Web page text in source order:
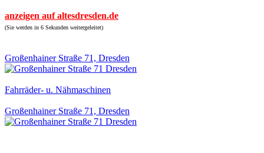
anzeigen auf altesdresden.de
(Sie werden in 6 Sekunden weitergeleitet)
Großenhainer Straße 71, Dresden
Fahrräder- u. Nähmaschinen
Großenhainer Straße 71, Dresden